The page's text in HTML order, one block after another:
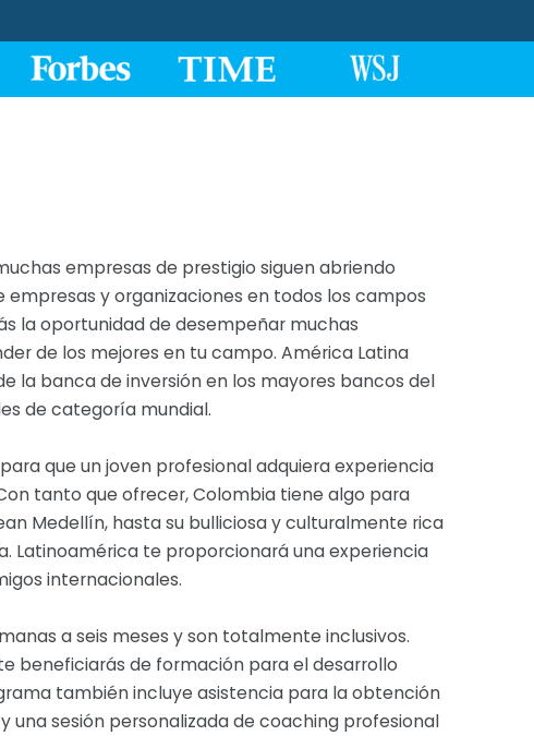
empresas de prestigio siguen abriendo
y organizaciones en todos los campos
la oportunidad de desempeñar muchas
de los mejores en tu campo. América Latina
la banca de inversión en los mayores bancos del
de categoría mundial.
que un joven profesional adquiera experiencia
tanto que ofrecer, Colombia tiene algo para
Medellín, hasta su bulliciosa y culturalmente rica
Latinoamérica te proporcionará una experiencia
internacionales.
a seis meses y son totalmente inclusivos.
beneficiarás de formación para el desarrollo
también incluye asistencia para la obtención
una sesión personalizada de coaching profesional